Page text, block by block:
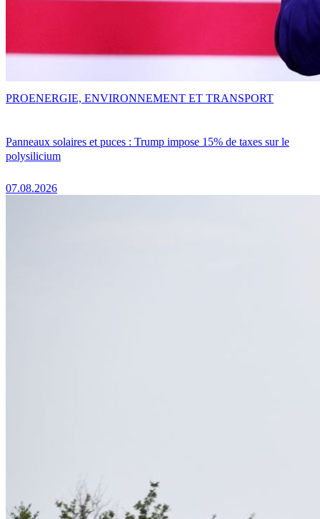
Panneaux solaires et puces : Trump impose 15% de taxes sur le
polysilicium
07.08.2026
PROENERGIE, ENVIRONNEMENT ET TRANSPORT